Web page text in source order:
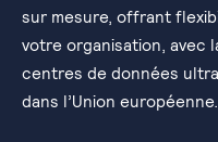
sur mesure, offrant
votre organisation, avec
centres de données
dans l’Union européenne.